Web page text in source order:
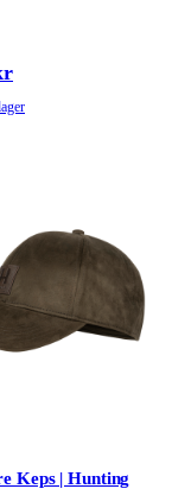
Keps | Hunting